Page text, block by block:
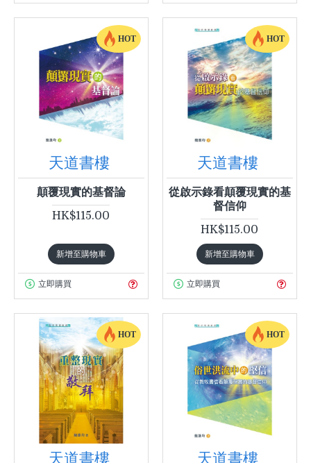
HOT
天道書樓
顛覆現實的基督論
HK$115.00
新增至購物車
立即購買
HOT
天道書樓
從啟示錄看顛覆現實的基
督信仰
HK$115.00
新增至購物車
立即購買
HOT
天道書樓
HOT
天道書樓